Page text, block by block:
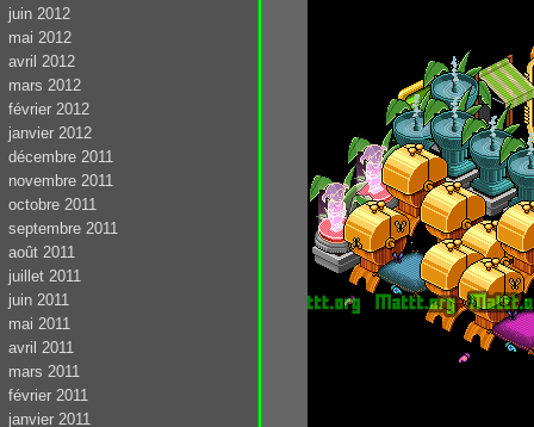
juin 2012
mai 2012
avril 2012
mars 2012
février 2012
janvier 2012
décembre 2011
novembre 2011
octobre 2011
septembre 2011
août 2011
juillet 2011
juin 2011
mai 2011
avril 2011
mars 2011
février 2011
janvier 2011